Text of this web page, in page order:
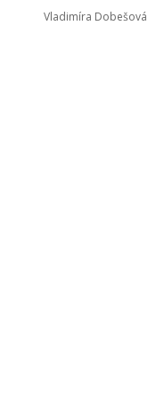
Vladimíra Dobešová